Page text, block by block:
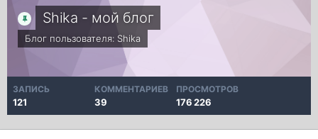
Shika - мой блог
Блог пользователя: Shika
ЗАПИСЬ
121
КОММЕНТАРИЕВ
39
ПРОСМОТРОВ
176 226